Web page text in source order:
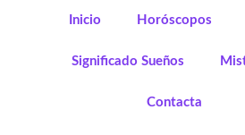
Inicio Horóscopos
Significado Sueños
Contacta